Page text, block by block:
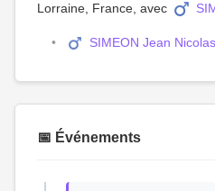
Lorraine, France, avec
SIMEON Jean Nicolas
📅 Événements